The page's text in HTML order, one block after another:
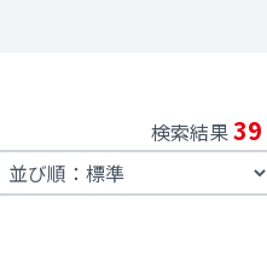
検索結果39